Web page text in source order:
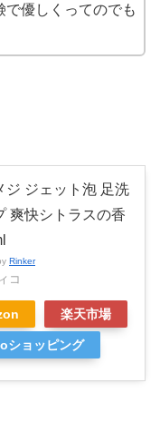
優しくってのでも
ジ ジェット泡 足洗
爽快シトラスの香
Rinker
コ
楽天市場
ショッピング